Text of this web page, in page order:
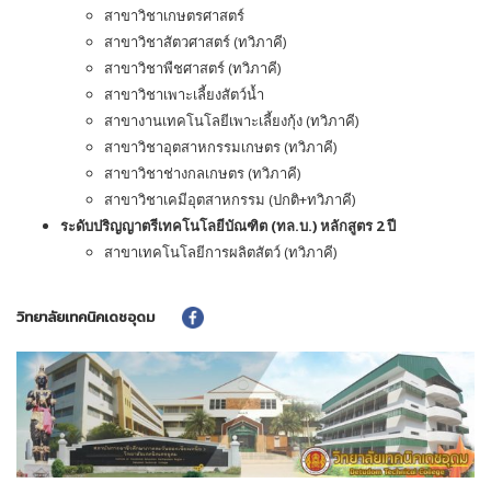
สาขาวิชาเกษตรศาสตร์
สาขาวิชาสัตวศาสตร์ (ทวิภาคี)
สาขาวิชาพืชศาสตร์ (ทวิภาคี)
สาขาวิชาเพาะเลี้ยงสัตว์น้ำ
สาขางานเทคโนโลยีเพาะเลี้ยงกุ้ง (ทวิภาคี)
สาขาวิชาอุตสาหกรรมเกษตร (ทวิภาคี)
สาขาวิชาช่างกลเกษตร (ทวิภาคี)
สาขาวิชาเคมีอุตสาหกรรม (ปกติ+ทวิภาคี)
ระดับปริญญาตรีเทคโนโลยีบัณฑิต (ทล.บ.) หลักสูตร 2 ปี
สาขาเทคโนโลยีการผลิตสัตว์ (ทวิภาคี)
วิทยาลัยเทคนิคเดชอุดม